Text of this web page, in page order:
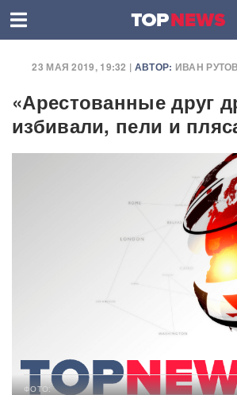
23 МАЯ 2019, 19:32 | АВТОР: ИВАН РУТОВ
«Арестованные друг
избивали, пели и
ФОТО: